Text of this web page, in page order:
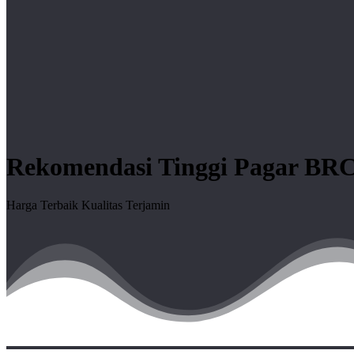
Rekomendasi Tinggi Pagar
Harga Terbaik Kualitas Terjamin